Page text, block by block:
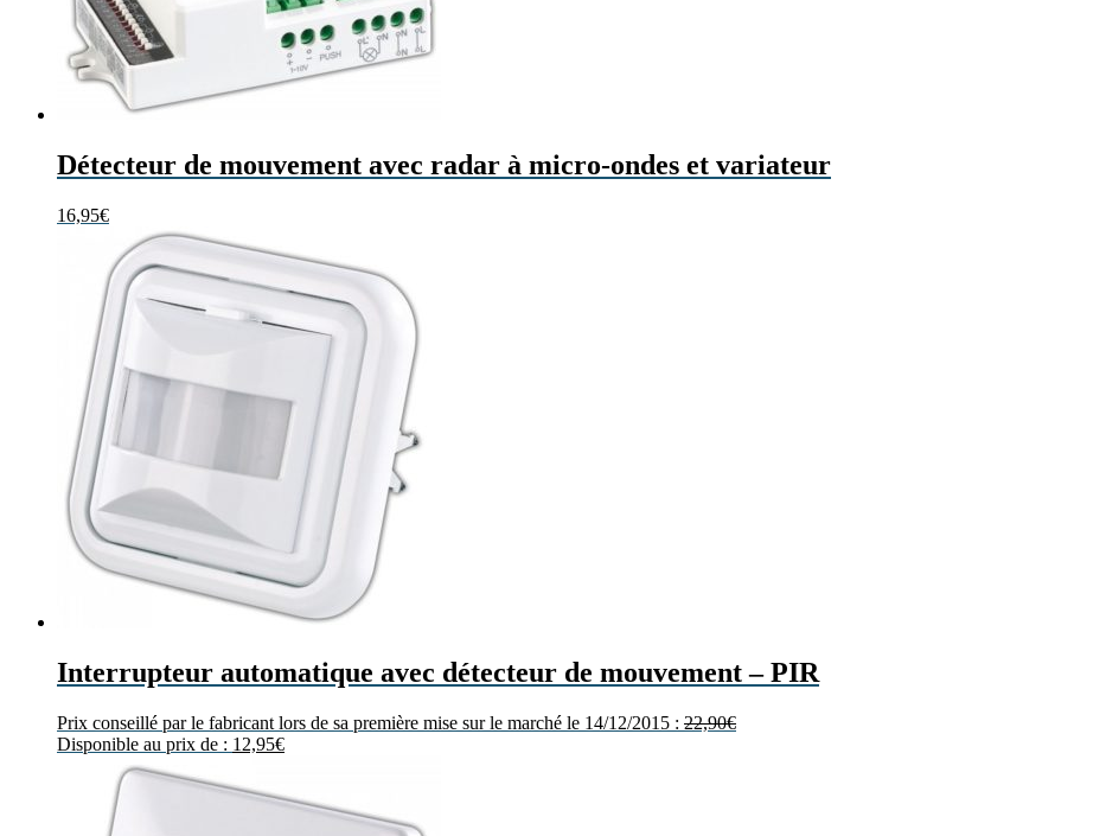
Détecteur de mouvement avec radar à micro-ondes et variateur
16,95€
Interrupteur automatique avec détecteur de mouvement – PIR
Prix conseillé par le fabricant lors de sa première mise sur le marché le 14/12/2015 : 22,90€
Disponible au prix de : 12,95€